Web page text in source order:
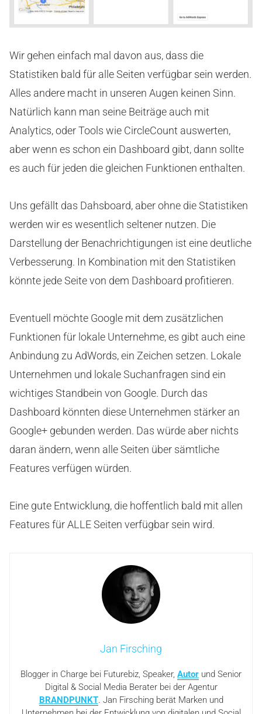
Wir gehen einfach mal davon aus, dass die
Statistiken bald für alle Seiten verfügbar sein werden.
Alles andere macht in unseren Augen keinen Sinn.
Natürlich kann man seine Beiträge auch mit
Analytics, oder Tools wie CircleCount auswerten,
aber wenn es schon ein Dashboard gibt, dann sollte
es auch für jeden die gleichen Funktionen enthalten.
Uns gefällt das Dahsboard, aber ohne die Statistiken
werden wir es wesentlich seltener nutzen. Die
Darstellung der Benachrichtigungen ist eine deutliche
Verbesserung. In Kombination mit den Statistiken
könnte jede Seite von dem Dashboard profitieren.
Eventuell möchte Google mit dem zusätzlichen
Funktionen für lokale Unternehme, es gibt auch eine
Anbindung zu AdWords, ein Zeichen setzen. Lokale
Unternehmen und lokale Suchanfragen sind ein
wichtiges Standbein von Google. Durch das
Dashboard könnten diese Unternehmen stärker an
Google+ gebunden werden. Das würde aber nichts
daran ändern, wenn alle Seiten über sämtliche
Features verfügen würden.
Eine gute Entwicklung, die hoffentlich bald mit allen
Features für ALLE Seiten verfügbar sein wird.
Jan Firsching
Blogger in Charge bei Futurebiz, Speaker, Autor und Senior
Digital & Social Media Berater bei der Agentur
BRANDPUNKT. Jan Firsching berät Marken und